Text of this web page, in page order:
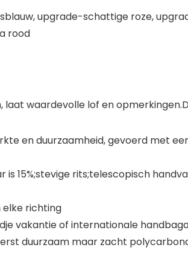
upgrade-schattige roze,
rood
waardevolle lof en
en duurzaamheid, gevoerd met
15%;stevige rits;telescopisch
elke richting
vakantie of internationale
duurzaam maar zacht